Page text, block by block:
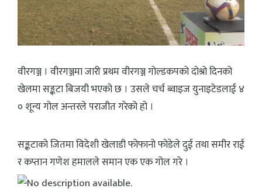
वीरगञ्ज । वीरगञ्जमा जारी प्रथम वीरगञ्ज गोल्डकपको दोश्रो दिनको
खेलमा सङ्कटा बिजयी भएको छ । उसले चर्च ब्वाइज युनाइटेडलाई ४
० शून्य गोल अन्तरले पराजीत गरेको हो ।
सङ्कटाको जितमा विदेशी खेलाडी फोफानो फोडेले दुई तथा समीर राई
र कप्तान गणेश हमालले समान एक एक गोल गरे ।